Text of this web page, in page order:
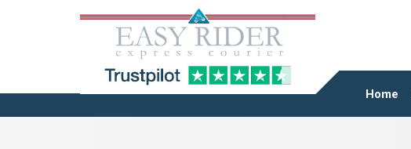
Home